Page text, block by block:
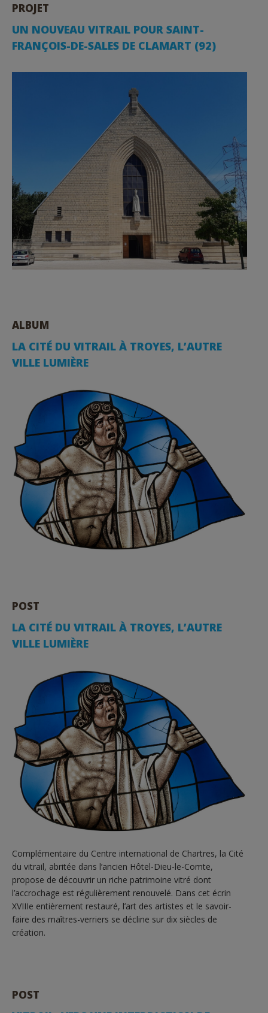
PROJET
UN NOUVEAU VITRAIL POUR SAINT-
FRANÇOIS-DE-SALES DE CLAMART (92)
ALBUM
LA CITÉ DU VITRAIL À TROYES, L’AUTRE
VILLE LUMIÈRE
POST
LA CITÉ DU VITRAIL À TROYES, L’AUTRE
VILLE LUMIÈRE
Complémentaire du Centre international de Chartres, la Cité
du vitrail, abritée dans l’ancien Hôtel-Dieu-le-Comte,
propose de découvrir un riche patrimoine vitré dont
l’accrochage est régulièrement renouvelé. Dans cet écrin
XVIIIe entièrement restauré, l’art des artistes et le savoir-
faire des maîtres-verriers se décline sur dix siècles de
création.
POST